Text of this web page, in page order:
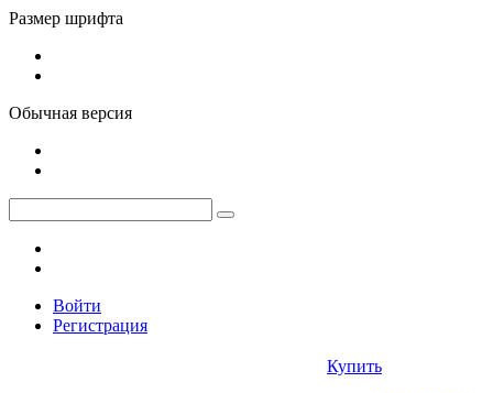
Размер шрифта
Обычная версия
Войти
Регистрация
Купить